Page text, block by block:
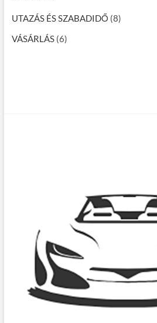
UTAZÁS ÉS SZABADIDŐ (8)
VÁSÁRLÁS(6)